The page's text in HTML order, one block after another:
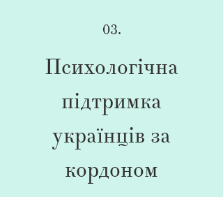
03.
Психологічна
підтримка
українців за
кордоном